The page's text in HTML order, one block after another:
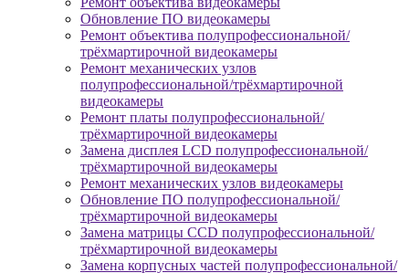
Обновление ПО видеокамеры
Ремонт объектива полупрофессиональной/
трёхмартирочной видеокамеры
Ремонт механических узлов
полупрофессиональной/трёхмартирочной
видеокамеры
Ремонт платы полупрофессиональной/
трёхмартирочной видеокамеры
Замена дисплея LCD полупрофессиональной/
трёхмартирочной видеокамеры
Ремонт механических узлов видеокамеры
Обновление ПО полупрофессиональной/
трёхмартирочной видеокамеры
Замена матрицы CCD полупрофессиональной/
трёхмартирочной видеокамеры
Замена корпусных частей полупрофессиональной/